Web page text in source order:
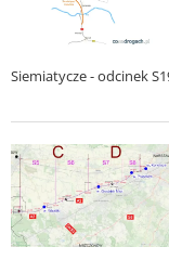
Siemiatycze - odcinek